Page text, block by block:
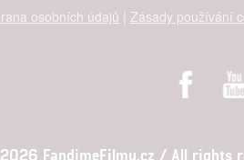
osobních údajů | Zásady používání
FandimeFilmu.cz / All rights